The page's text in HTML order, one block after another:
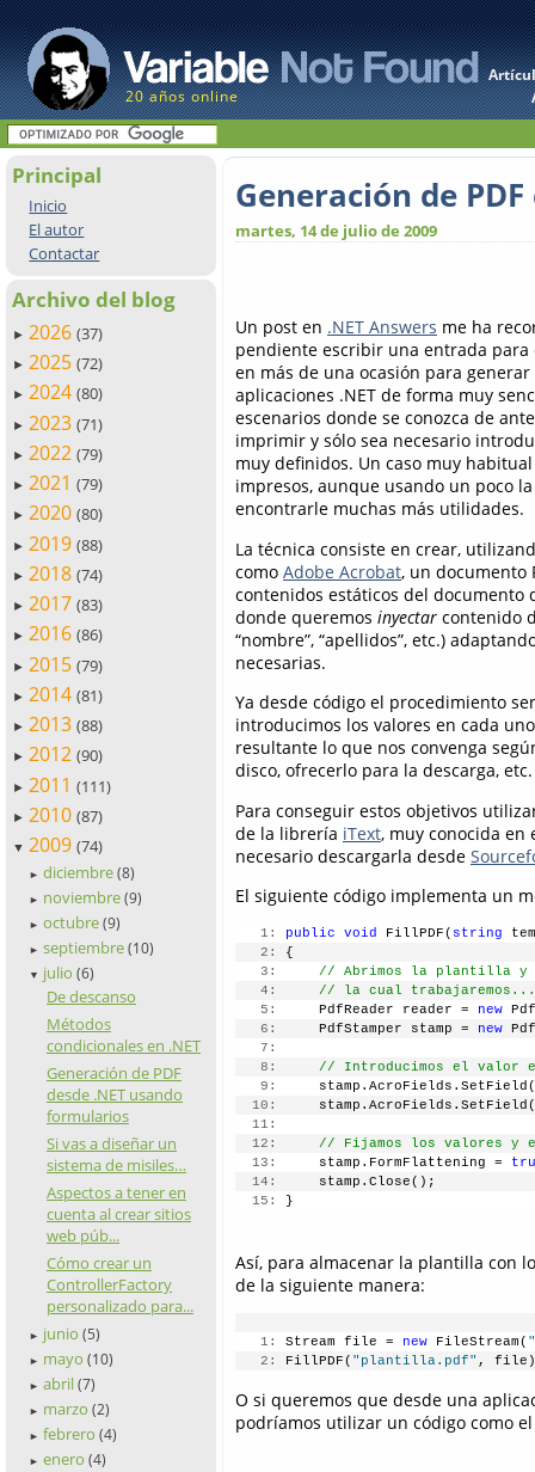
20 años online
Principal
Inicio
El autor
Contactar
Archivo del blog
► 2026 (37)
► 2025 (72)
► 2024 (80)
► 2023 (71)
► 2022 (79)
► 2021 (79)
► 2020 (80)
► 2019 (88)
► 2018 (74)
► 2017 (83)
► 2016 (86)
► 2015 (79)
► 2014 (81)
► 2013 (88)
► 2012 (90)
► 2011 (111)
► 2010 (87)
▼ 2009 (74)
► diciembre (8)
► noviembre (9)
► octubre (9)
► septiembre (10)
▼ julio (6)
De descanso
Métodos
condicionales en .NET
Generación de PDF
desde .NET usando
formularios
Si vas a diseñar un
sistema de misiles…
Aspectos a tener en
cuenta al crear sitios
web púb...
Cómo crear un
ControllerFactory
personalizado para...
► junio (5)
► mayo (10)
► abril (7)
► marzo (2)
► febrero (4)
► enero (4)
Generación de
martes, 14 de julio de 2009
Un post en .NET Answers me ha
pendiente escribir una entrada
en más de una ocasión para
aplicaciones .NET de forma muy
escenarios donde se conozca de
imprimir y sólo sea necesario
muy definidos. Un caso muy
impresos, aunque usando un poco
encontrarle muchas más utilidades.
La técnica consiste en crear,
como Adobe Acrobat, un documento
contenidos estáticos del documento
donde queremos inyectar contenido
“nombre”, “apellidos”, etc.)
necesarias.
Ya desde código el procedimiento
introducimos los valores en cada
resultante lo que nos convenga
disco, ofrecerlo para la descarga, etc.
Para conseguir estos objetivos
de la librería iText, muy conocida en
necesario descargarla desde
El siguiente código implementa un
   1:
public void FillPDF( string
   2:
{
   3:
// Abrimos la plantilla y
   4:
// la cual trabajaremos...
   5:
     PdfReader reader =
new
   6:
     PdfStamper stamp =
new
   7:
   8:
// Introducimos el valor
   9:
     stamp.AcroFields.SetField(
  10:
     stamp.AcroFields.SetField(
  11:
  12:
// Fijamos los valores y
  13:
     stamp.FormFlattening =
  14:
     stamp.Close();
  15:
}
Así, para almacenar la plantilla con
de la siguiente manera:
   1:
Stream file = new FileStream(
   2:
FillPDF( "plantilla.pdf" ,
O si queremos que desde una
podríamos utilizar un código como